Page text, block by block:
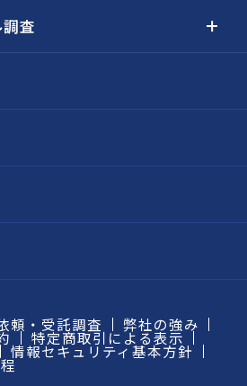
査
頼・受託調査 弊社の強み
特定商取引による表示
情報セキュリティ基本方針